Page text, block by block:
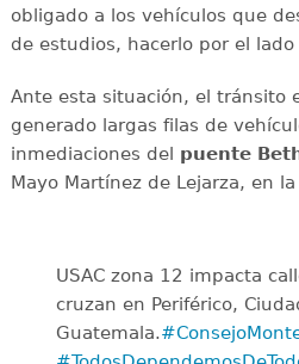
obligado a los vehículos que
de estudios, hacerlo por el lado
Ante esta situación, el tránsito
generado largas filas de
inmediaciones del puente
Mayo Martínez de Lejarza, en
USAC zona 12 impacta
cruzan en Periférico,
Guatemala.